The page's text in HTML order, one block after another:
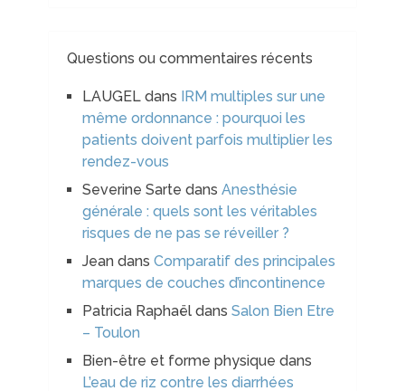
Questions ou commentaires récents
LAUGELdans
IRM multiples sur une
même ordonnance : pourquoi les
patients doivent parfois multiplier les
rendez-vous
Severine Sarte dans Anesthésie
générale : quels sont les véritables
risques de ne pas se réveiller ?
Jeandans Comparatif des principales
marques de couches d’incontinence
Patricia Raphaëldans Salon Bien Etre
– Toulon
Bien-être et forme physique dans
L’eau de riz contre les diarrhées